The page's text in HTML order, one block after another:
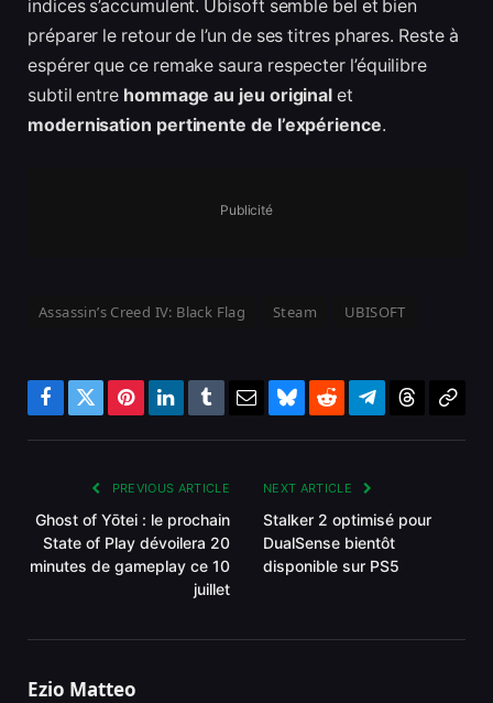
indices s’accumulent. Ubisoft semble bel et bien
préparer le retour de l’un de ses titres phares. Reste à
espérer que ce remake saura respecter l’équilibre
subtil entre hommage au jeu original et
modernisation pertinente de l’expérience.
Publicité
Assassin’s Creed IV: Black Flag Steam UBISOFT
Facebook
TwitterPinterestLinkedInTumblrEmailBlueskyRedditTelegramThreadsCopy
PREVIOUS ARTICLE
Ghost of Yōtei : le prochain
State of Play dévoilera 20
minutes de gameplay ce 10
juillet
NEXT ARTICLE
Stalker 2 optimisé pour
DualSense bientôt
disponible sur PS5
Ezio Matteo